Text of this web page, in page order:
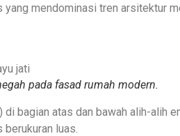
mendominasi tren arsitektur
pada fasad rumah modern.
) di bagian atas dan bawah alih-alih
berukuran luas.